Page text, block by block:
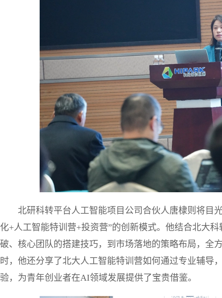
北研科转平台人工智能项目公司合伙人唐棣则将目
化+人工智能特训营+投资营”的创新模式。他结合北大
破、核心团队的搭建技巧，到市场落地的策略布局，全
时，他还分享了北大人工智能特训营如何通过专业辅导
验，为青年创业者在AI领域发展提供了宝贵借鉴。